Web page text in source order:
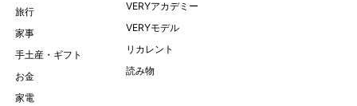
旅行
家事
手土産・ギフト
お金
家電
VERYアカデミー
VERYモデル
リカレント
読み物